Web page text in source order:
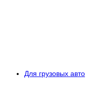
Для грузовых авто